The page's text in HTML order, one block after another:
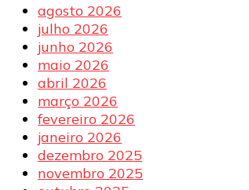
agosto 2026
julho 2026
junho 2026
maio 2026
abril 2026
março 2026
fevereiro 2026
janeiro 2026
dezembro 2025
novembro 2025